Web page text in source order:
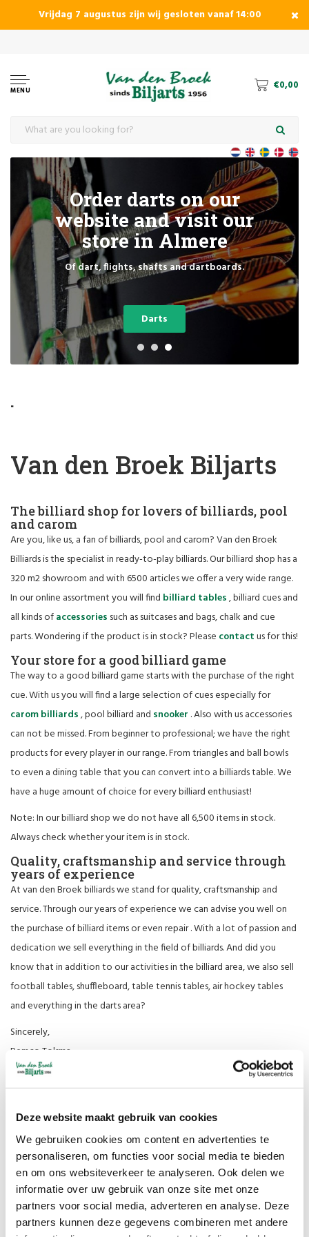
Deze website maakt gebruik van cookies
We gebruiken cookies om content en advertenties te
personaliseren, om functies voor social media te bieden
en om ons websiteverkeer te analyseren. Ook delen we
informatie over uw gebruik van onze site met onze
partners voor social media, adverteren en analyse. Deze
partners kunnen deze gegevens combineren met andere
Vrijdag 7 augustus zijn wij gesloten vanaf 14:00
MENU €0,00
Order darts on our
website and visit our
store in Almere
Of dart, flights, shafts and dartboards.
Darts
.
Van den Broek Biljarts
The billiard shop for lovers of billiards, pool
and carom
Are you, like us, a fan of billiards, pool and carom? Van den Broek
Billiards is the specialist in ready-to-play billiards. Our billiard shop has a
320 m2 showroom and with 6500 articles we offer a very wide range.
In our online assortment you will find billiard tables, billiard cues and
all kinds ofaccessories such as suitcases and bags, chalk and cue
parts. Wondering if the product is in stock? Please contactus for this!
Your store for a good billiard game
The way to a good billiard game starts with the purchase of the right
cue. With us you will find a large selection of cues especially for
carom billiards, pool billiard and snooker . Also with us accessories
can not be missed. From beginner to professional; we have the right
products for every player in our range. From triangles and ball bowls
to even a dining table that you can convert into a billiards table. We
have a huge amount of choice for every billiard enthusiast!
Note: In our billiard shop we do not have all 6,500 items in stock.
Always check whether your item is in stock.
Quality, craftsmanship and service through
years of experience
At van den Broek billiards we stand for quality, craftsmanship and
service. Through our years of experience we can advise you well on
the purchase of billiard items or even repair . With a lot of passion and
dedication we sell everything in the field of billiards. And did you
know that in addition to our activities in the billiard area, we also sell
football tables, shuffleboard, table tennis tables, air hockey tables
and everything in the darts area?
Sincerely,
Remco Tolsma
Shipping costs
Briefpost met
track and trace
€4.35
Pakketpost
vanaf €4.95
Gratis
verzenden in
Nederland
Vanaf €125,00